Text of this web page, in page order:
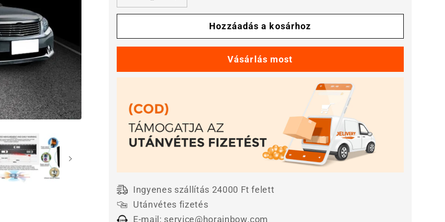
Lidar
a
járművek
figyelmeztetésére
csökkentése
Lidar
áramlásérzékelő
a
járművek
figyelmeztetésére
Hozzáadás a kosárhoz
Ingyenes szállítás 24000 Ft felett
Utánvétes fizetés
E-mail: service@horainbow.com